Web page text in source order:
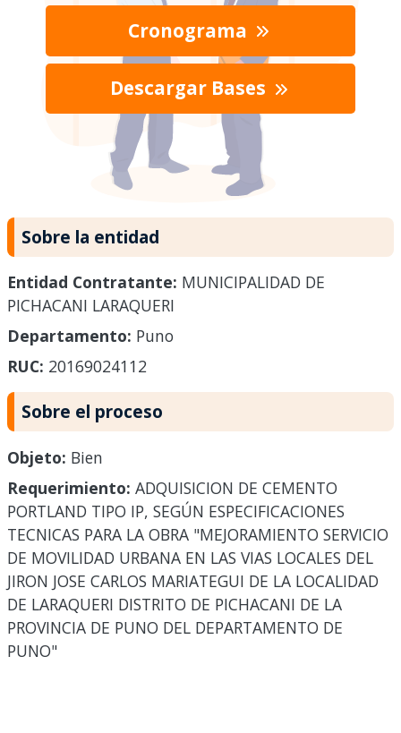
Cronograma
Descargar Bases
Sobre la entidad
Entidad Contratante: MUNICIPALIDAD DE
PICHACANI LARAQUERI
Departamento: Puno
RUC: 20169024112
Sobre el proceso
Objeto: Bien
Requerimiento: ADQUISICION DE CEMENTO
PORTLAND TIPO IP, SEGÚN ESPECIFICACIONES
TECNICAS PARA LA OBRA "MEJORAMIENTO SERVICIO
DE MOVILIDAD URBANA EN LAS VIAS LOCALES DEL
JIRON JOSE CARLOS MARIATEGUI DE LA LOCALIDAD
DE LARAQUERI DISTRITO DE PICHACANI DE LA
PROVINCIA DE PUNO DEL DEPARTAMENTO DE
PUNO"